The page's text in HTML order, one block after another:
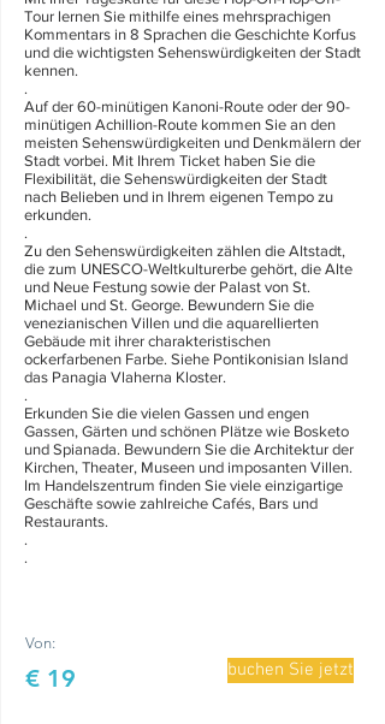
Tour lernen Sie mithilfe eines mehrsprachigen
Kommentars in 8 Sprachen die Geschichte Korfus
und die wichtigsten Sehenswürdigkeiten der Stadt
kennen.
.
Auf der 60-minütigen Kanoni-Route oder der 90-
minütigen Achillion-Route kommen Sie an den
meisten Sehenswürdigkeiten und Denkmälern der
Stadt vorbei. Mit Ihrem Ticket haben Sie die
Flexibilität, die Sehenswürdigkeiten der Stadt
nach Belieben und in Ihrem eigenen Tempo zu
erkunden.
.
Zu den Sehenswürdigkeiten zählen die Altstadt,
die zum UNESCO-Weltkulturerbe gehört, die Alte
und Neue Festung sowie der Palast von St.
Michael und St. George. Bewundern Sie die
venezianischen Villen und die aquarellierten
Gebäude mit ihrer charakteristischen
ockerfarbenen Farbe. Siehe Pontikonisian Island
das Panagia Vlaherna Kloster.
.
Erkunden Sie die vielen Gassen und engen
Gassen, Gärten und schönen Plätze wie Bosketo
und Spianada. Bewundern Sie die Architektur der
Kirchen, Theater, Museen und imposanten Villen.
Im Handelszentrum finden Sie viele einzigartige
Geschäfte sowie zahlreiche Cafés, Bars und
Restaurants.
.
.
Von:
€ 19 buchen Sie jetzt